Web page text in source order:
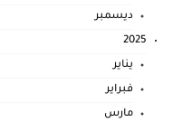
ديسمبر
2025
يناير
فبراير
مارس